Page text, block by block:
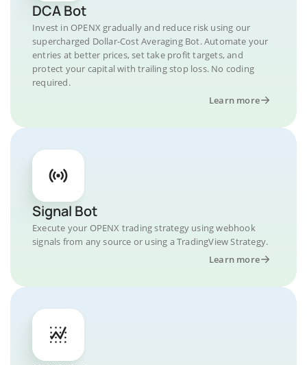
DCA Bot
Invest in OPENX gradually and reduce risk using our
supercharged Dollar-Cost Averaging Bot. Automate your
entries at better prices, set take profit targets, and
protect your capital with trailing stop loss. No coding
required.
Learn more
Signal Bot
Execute your OPENX trading strategy using webhook
signals from any source or using a TradingView Strategy.
Learn more